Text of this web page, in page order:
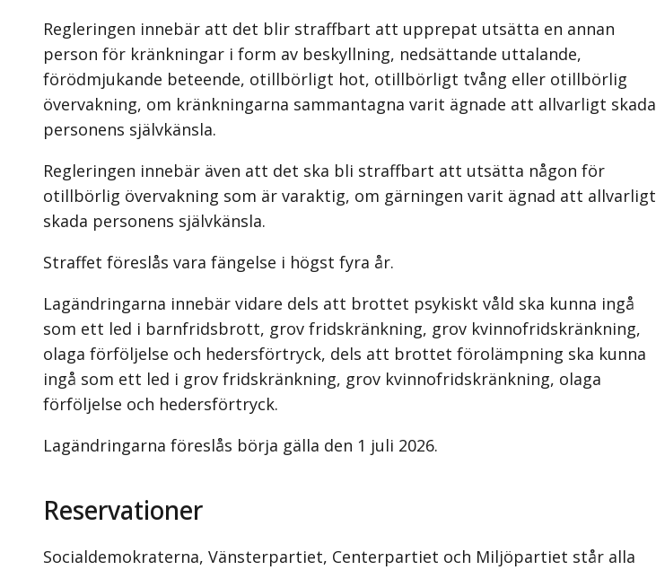
Regleringen innebär att det blir straffbart att upprepat utsätta en annan
person för kränkningar i form av beskyllning, nedsättande uttalande,
förödmjukande beteende, otillbörligt hot, otillbörligt tvång eller otillbörlig
övervakning, om kränkningarna sammantagna varit ägnade att allvarligt skada
personens självkänsla.
Regleringen innebär även att det ska bli straffbart att utsätta någon för
otillbörlig övervakning som är varaktig, om gärningen varit ägnad att allvarligt
skada personens självkänsla.
Straffet föreslås vara fängelse i högst fyra år.
Lagändringarna innebär vidare dels att brottet psykiskt våld ska kunna ingå
som ett led i barnfridsbrott, grov fridskränkning, grov kvinnofridskränkning,
olaga förföljelse och hedersförtryck, dels att brottet förolämpning ska kunna
ingå som ett led i grov fridskränkning, grov kvinnofridskränkning, olaga
förföljelse och hedersförtryck.
Lagändringarna föreslås börja gälla den 1 juli 2026.
Reservationer
Socialdemokraterna, Vänsterpartiet, Centerpartiet och Miljöpartiet står alla